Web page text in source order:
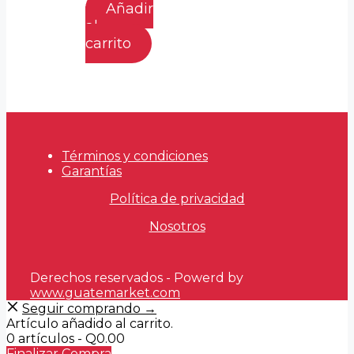
precio
original
era:
Q105.00.
El
precio
actual
es:
Q79.00.
Añadir
al
carrito
Términos y condiciones
Garantías
Política de privacidad
Nosotros
Derechos reservados - Powerd by
www.guatemarket.com
Seguir comprando →
Artículo añadido al carrito.
0 artículos - Q0.00